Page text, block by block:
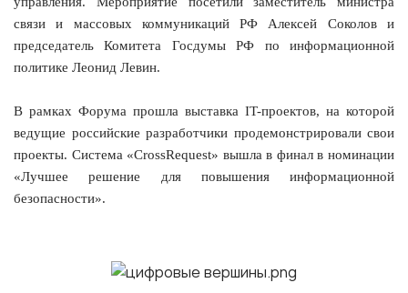
связи и массовых коммуникаций РФ Алексей Соколов и
председатель Комитета Госдумы РФ по информационной
политике Леонид Левин.
В рамках Форума прошла выставка IT-проектов, на которой
ведущие российские разработчики продемонстрировали свои
проекты. Система «CrossRequest» вышла в финал в номинации
«Лучшее решение для повышения информационной
безопасности».